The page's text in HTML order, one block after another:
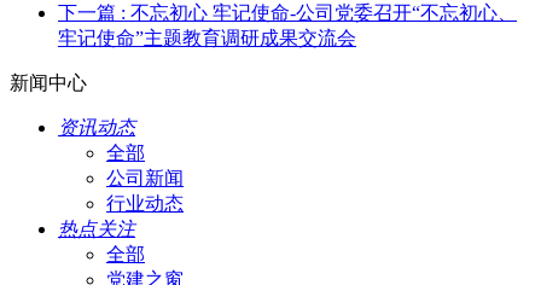
下一篇 : 不忘初心 牢记使命-公司党委召开“不忘初心、
牢记使命”主题教育调研成果交流会
新闻中心
资讯动态
全部
公司新闻
行业动态
热点关注
全部
党建之窗